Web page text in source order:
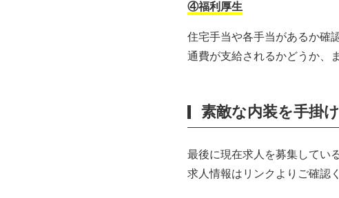
④福利厚生
住宅手当や各手当があるか確
通費が支給されるかどうか、
素敵な内装を手掛
最後に現在求人を募集してい
求人情報はリンクよりご確認